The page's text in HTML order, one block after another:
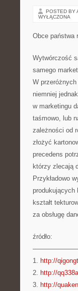
POSTED BY
WYŁĄCZONA
Obce państwa
Wytwórczość
samego
W
niemniej
w marketingu
taśmowo, lub
zależności od
złożyć
precedens
którzy zlecają
Przykładowo
produkujących
kształt
za obsługę
źródło:
1. http://
2. http://
3. http://